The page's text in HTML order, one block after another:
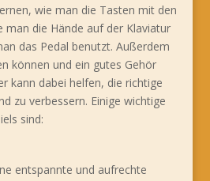
wie man die Tasten mit den
man die Hände auf der Klaviatur
das Pedal benutzt. Außerdem
können und ein gutes Gehör
kann dabei helfen, die richtige
zu verbessern. Einige wichtige
sind:
entspannte und aufrechte